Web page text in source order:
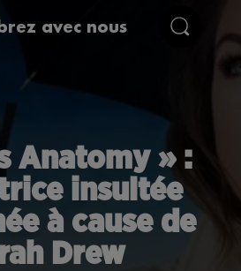
avec nous
Anatomy » :
insultée
à cause de
Drew